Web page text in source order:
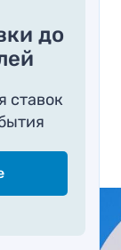
до
ставок